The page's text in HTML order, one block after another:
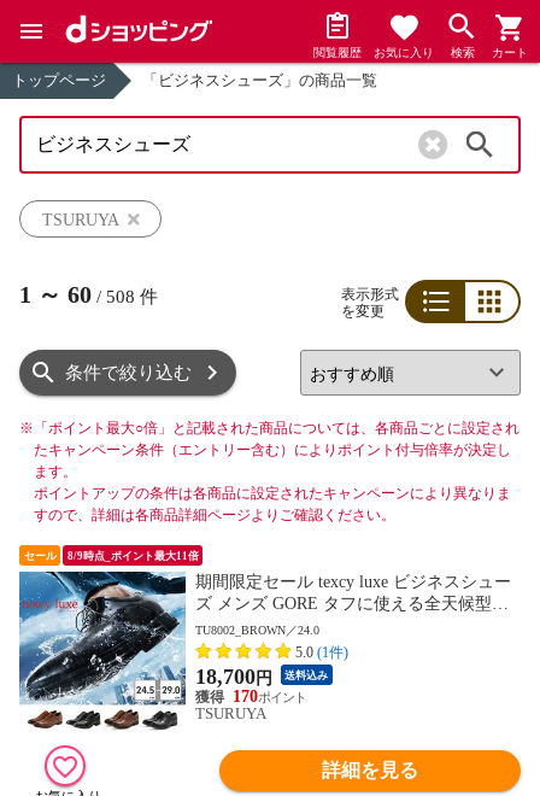
閲覧履歴 お気に入り 検索 カート
トップページ 「ビジネスシューズ」の商品一覧
TSURUYA
1 ～ 60 / 508 件
表示形式
を変更
条件で絞り込む
※ 「ポイント最大○倍」と記載された商品については、各商品ごとに設定され
たキャンペーン条件（エントリー含む）によりポイント付与倍率が決定し
ます。
ポイントアップの条件は各商品に設定されたキャンペーンにより異なりま
すので、詳細は各商品詳細ページよりご確認ください。
セール 8/9時点_ポイント最大11倍
期間限定セール texcy luxe ビジネスシュー
ズ メンズ GORE タフに使える全天候型ビ
ジネスシューズ TU8001 TU8002 TU8003 T
U8004 TU8005 TU8006 TU8007 テクシーリ
ュクス GORE-TEX ゴアテックス ゆったり
幅 3E 4E
TU8002_BROWN／24.0
5.0 (1件)
18,700円 送料込み
170
TSURUYA
詳細を見る